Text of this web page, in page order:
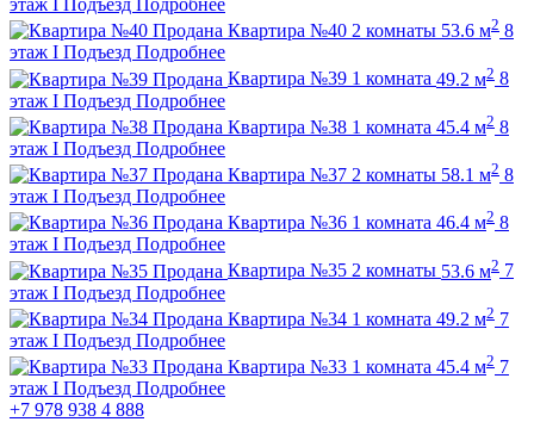
Продана Квартира №40 2 комнаты 53.6 м2 8
этаж I Подъезд Подробнее
Продана Квартира №39 1 комната 49.2 м2 8
этаж I Подъезд Подробнее
Продана Квартира №38 1 комната 45.4 м2 8
этаж I Подъезд Подробнее
Продана Квартира №37 2 комнаты 58.1 м2 8
этаж I Подъезд Подробнее
Продана Квартира №36 1 комната 46.4 м2 8
этаж I Подъезд Подробнее
Продана Квартира №35 2 комнаты 53.6 м2 7
этаж I Подъезд Подробнее
Продана Квартира №34 1 комната 49.2 м2 7
этаж I Подъезд Подробнее
Продана Квартира №33 1 комната 45.4 м2 7
этаж I Подъезд Подробнее
+7 978 938 4 888